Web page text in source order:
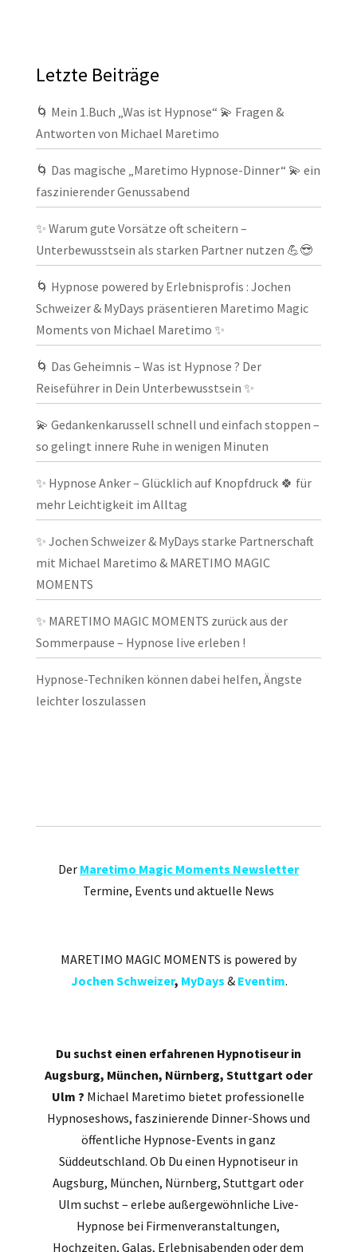
Letzte Beiträge
🌀 Mein 1.Buch „Was ist Hypnose“ 💫 Fragen &
Antworten von Michael Maretimo
🌀 Das magische „Maretimo Hypnose-Dinner“ 💫 ein
faszinierender Genussabend
✨ Warum gute Vorsätze oft scheitern –
Unterbewusstsein als starken Partner nutzen 💪😎
🌀 Hypnose powered by Erlebnisprofis : Jochen
Schweizer & MyDays präsentieren Maretimo Magic
Moments von Michael Maretimo ✨
🌀 Das Geheimnis – Was ist Hypnose ? Der
Reiseführer in Dein Unterbewusstsein ✨
💫 Gedankenkarussell schnell und einfach stoppen –
so gelingt innere Ruhe in wenigen Minuten
✨ Hypnose Anker – Glücklich auf Knopfdruck 🍀 für
mehr Leichtigkeit im Alltag
✨ Jochen Schweizer & MyDays starke Partnerschaft
mit Michael Maretimo & MARETIMO MAGIC
MOMENTS
✨ MARETIMO MAGIC MOMENTS zurück aus der
Sommerpause – Hypnose live erleben !
Hypnose-Techniken können dabei helfen, Ängste
leichter loszulassen
Der Maretimo Magic Moments Newsletter
Termine, Events und aktuelle News
MARETIMO MAGIC MOMENTS is powered by
Jochen Schweizer, MyDays & Eventim.
Du suchst einen erfahrenen Hypnotiseur in
Augsburg, München, Nürnberg, Stuttgart oder
Ulm ? Michael Maretimo bietet professionelle
Hypnoseshows, faszinierende Dinner-Shows und
öffentliche Hypnose-Events in ganz
Süddeutschland. Ob Du einen Hypnotiseur in
Augsburg, München, Nürnberg, Stuttgart oder
Ulm suchst – erlebe außergewöhnliche Live-
Hypnose bei Firmenveranstaltungen,
Hochzeiten, Galas, Erlebnisabenden oder dem